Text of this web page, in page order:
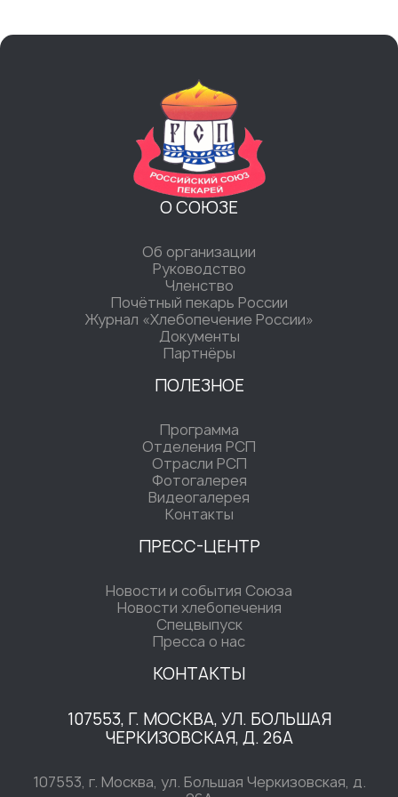
О СОЮЗЕ
Об организации
Руководство
Членство
Почётный пекарь России
Журнал «Хлебопечение России»
Документы
Партнёры
ПОЛЕЗНОЕ
Программа
Отделения РСП
Отрасли РСП
Фотогалерея
Видеогалерея
Контакты
ПРЕСС-ЦЕНТР
Новости и события Союза
Новости хлебопечения
Спецвыпуск
Пресса о нас
КОНТАКТЫ
107553, Г. МОСКВА, УЛ. БОЛЬШАЯ
ЧЕРКИЗОВСКАЯ, Д. 26А
107553, г. Москва, ул. Большая Черкизовская, д.